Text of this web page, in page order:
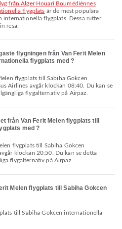
från Alger Houari Boumédiènnes
flygplats är de mest populära
internationella flygplats. Dessa rutter
resa.
flygningen från Van Ferit Melen
flygplats med ?
Airlines avgår klockan 08:40. Du kan se
flygalternativ på Airpaz.
från Van Ferit Melen flygplats till
med ?
klockan 20:50. Du kan se detta
flygalternativ på Airpaz.
Melen flygplats till Sabiha Gokcen